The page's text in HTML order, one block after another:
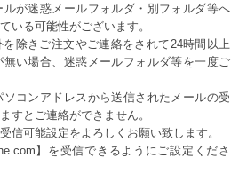
が迷惑メールフォルダ・別フォルダ等へ
いる可能性がございます。
除きご注文やご連絡をされて24時間以上
い場合、迷惑メールフォルダ等を一度ご
コンアドレスから送信されたメールの受
すとご連絡ができません。
信可能設定をよろしくお願い致します。
】を受信できるようにご設定くださ